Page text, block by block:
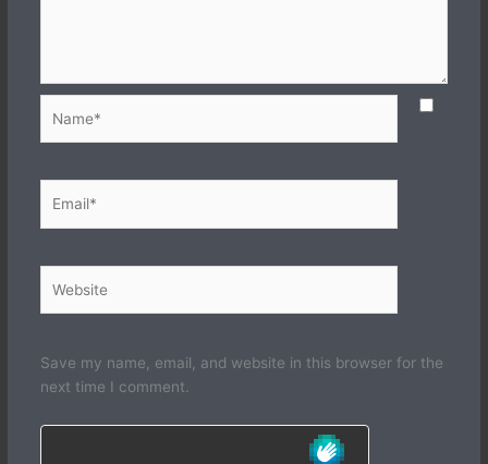
Save my name, email, and website in this browser for the
next time I comment.